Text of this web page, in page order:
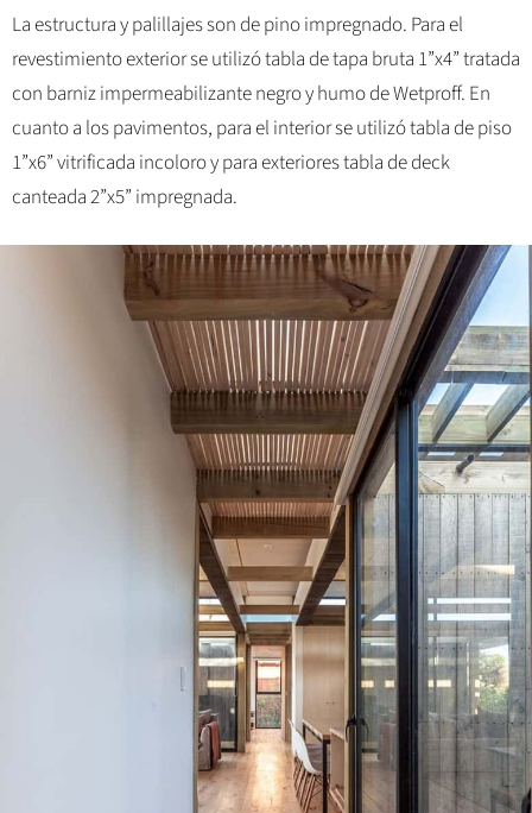
La estructura y palillajes son de pino impregnado. Para el
revestimiento exterior se utilizó tabla de tapa bruta 1”x4” tratada
con barniz impermeabilizante negro y humo de Wetproff. En
cuanto a los pavimentos, para el interior se utilizó tabla de piso
1”x6” vitrificada incoloro y para exteriores tabla de deck
canteada 2”x5” impregnada.